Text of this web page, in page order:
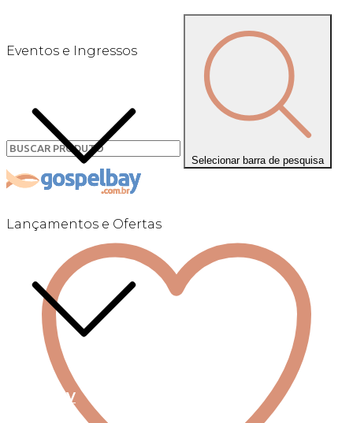
Eventos e Ingressos
Lançamentos e Ofertas
Linha +QV
Selecionar barra de pesquisa